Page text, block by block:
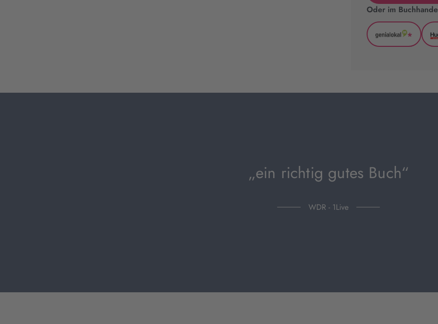
Oder im
geöffnet)
*
„ein richtig gutes Buch“
WDR - 1Live